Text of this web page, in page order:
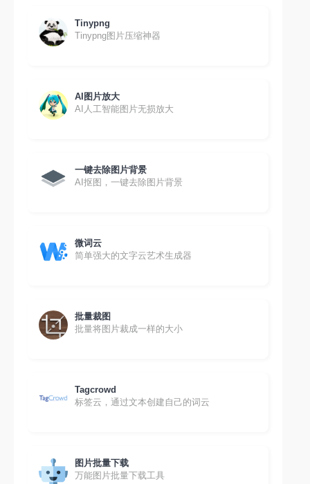
Tinypng
Tinypng图片压缩神器
AI图片放大
AI人工智能图片无损放大
一键去除图片背景
AI抠图，一键去除图片背景
微词云
简单强大的文字云艺术生成器
批量裁图
批量将图片裁成一样的大小
Tagcrowd
标签云，通过文本创建自己的词云
图片批量下载
万能图片批量下载工具